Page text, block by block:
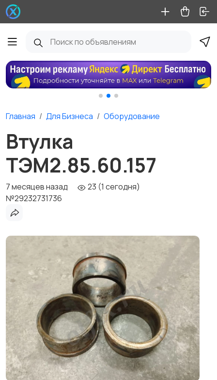
Главная Для Бизнеса Оборудование
Втулка
ТЭМ2.85.60.157
7 месяцев назад
23 (1 сегодня)
№29232731736